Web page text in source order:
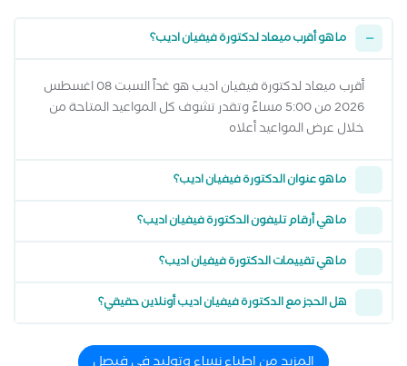
ما هو أقرب ميعاد لدكتورة فيفيان اديب؟
أقرب ميعاد لدكتورة فيفيان اديب هو غداً السبت 08 اغسطس
2026 من 5:00 مساءً وتقدر تشوف كل المواعيد المتاحة من
خلال عرض المواعيد أعلاه
ما هو عنوان الدكتورة فيفيان اديب؟
ما هي أرقام تليفون الدكتورة فيفيان اديب؟
ما هي تقييمات الدكتورة فيفيان اديب؟
هل الحجز مع الدكتورة فيفيان اديب أونلاين حقيقي؟